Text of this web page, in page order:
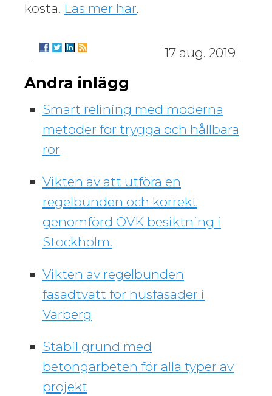
kosta. Läs mer här.
17 aug. 2019
Andra inlägg
Smart relining med moderna
metoder för trygga och hållbara
rör
Vikten av att utföra en
regelbunden och korrekt
genomförd OVK besiktning i
Stockholm.
Vikten av regelbunden
fasadtvätt för husfasader i
Varberg
Stabil grund med
betongarbeten för alla typer av
projekt